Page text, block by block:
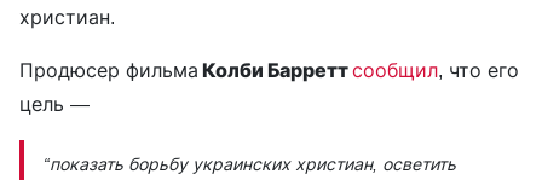
христиан.
Продюсер фильма Колби Барреттсообщил, что его
цель —
“показать борьбу украинских христиан, осветить